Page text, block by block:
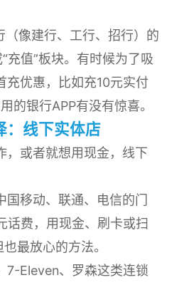
（像建行、工行、招行）的
充值”板块。有时候为了吸
充优惠，比如充10元实付
的银行APP有没有惊喜。
：线下实体店
，或者就想用现金，线下
国移动、联通、电信的门
话费，用现金、刷卡或扫
最放心的方法。
7-Eleven、罗森这类连锁